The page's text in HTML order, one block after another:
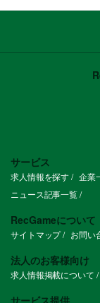
サービス
求人情報を探す 企業
ニュース記事一覧
RecGameについて
サイトマップ お問い
法人のお客様向け
求人情報掲載について